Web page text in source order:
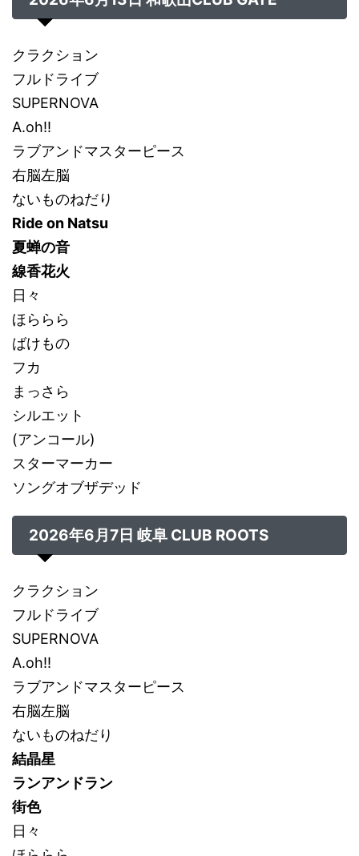
クラクション
フルドライブ
SUPERNOVA
A.oh!!
ラブアンドマスターピース
右脳左脳
ないものねだり
Ride on Natsu
夏蝉の音
線香花火
日々
ほららら
ばけもの
フカ
まっさら
シルエット
(アンコール)
スターマーカー
ソングオブザデッド
2026年6月7日 岐阜 CLUB ROOTS
クラクション
フルドライブ
SUPERNOVA
A.oh!!
ラブアンドマスターピース
右脳左脳
ないものねだり
結晶星
ランアンドラン
街色
日々